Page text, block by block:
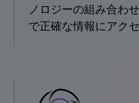
ノロジーの組み合わ
で正確な情報にアク